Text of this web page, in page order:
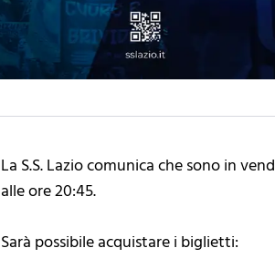
La S.S. Lazio comunica che sono in
alle ore 20:45.
Sarà possibile acquistare i biglietti: